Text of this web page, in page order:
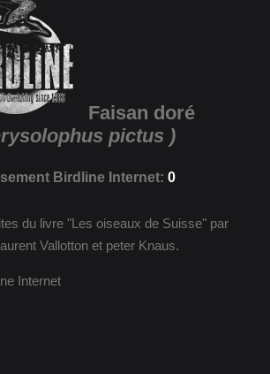
Faisan doré
pictus )
Birdline Internet: 0
du livre "Les oiseaux de Suisse" par
Vallotton et peter Knaus.
Internet